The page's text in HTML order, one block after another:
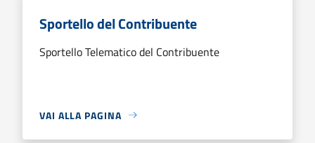
Sportello del Contribuente
Sportello Telematico del Contribuente
VAI ALLA PAGINA